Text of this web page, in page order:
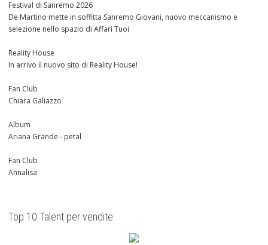
Festival di Sanremo 2026
De Martino mette in soffitta Sanremo Giovani, nuovo meccanismo e
selezione nello spazio di Affari Tuoi
Reality House
In arrivo il nuovo sito di Reality House!
Fan Club
Chiara Galiazzo
Album
Ariana Grande - petal
Fan Club
Annalisa
Top 10 Talent per vendite